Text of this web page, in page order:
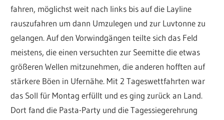
fahren, möglichst weit nach links bis auf die Layline
rauszufahren um dann Umzulegen und zur Luvtonne zu
gelangen. Auf den Vorwindgängen teilte sich das Feld
meistens, die einen versuchten zur Seemitte die etwas
größeren Wellen mitzunehmen, die anderen hofften auf
stärkere Böen in Ufernähe. Mit 2 Tageswettfahrten war
das Soll für Montag erfüllt und es ging zurück an Land.
Dort fand die Pasta-Party und die Tagessiegerehrung